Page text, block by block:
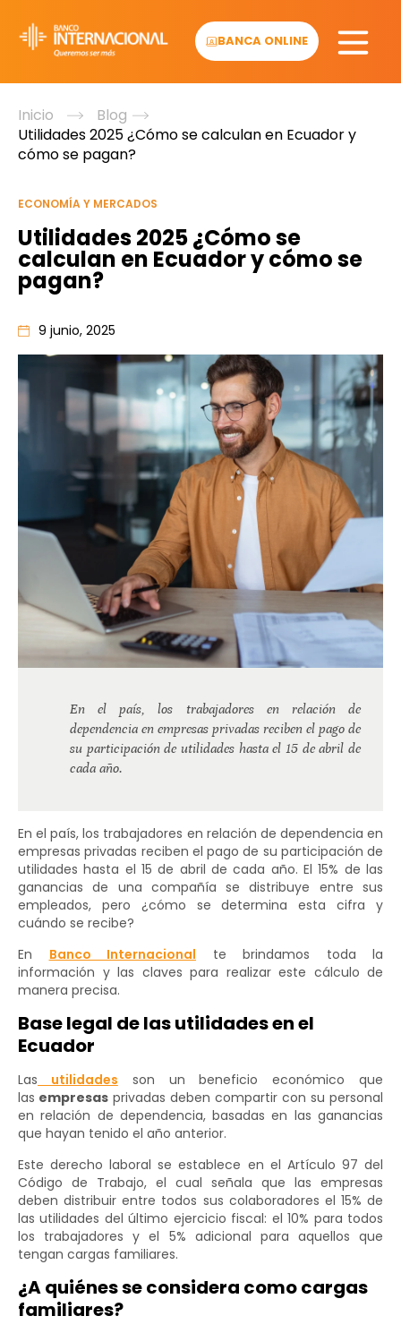
content
BANCA ONLINE
Inicio
Blog
Utilidades 2025 ¿Cómo se calculan en Ecuador y
cómo se pagan?
ECONOMÍA Y MERCADOS
Utilidades 2025 ¿Cómo se
calculan en Ecuador y cómo se
pagan?
9 junio, 2025
En el país, los trabajadores en relación de
dependencia en empresas privadas reciben el pago de
su participación de utilidades hasta el 15 de abril de
cada año.
En el país, los trabajadores en relación de dependencia en
empresas privadas reciben el pago de su participación de
utilidades hasta el 15 de abril de cada año. El 15% de las
ganancias de una compañía se distribuye entre sus
empleados, pero ¿cómo se determina esta cifra y
cuándo se recibe?
En Banco Internacional te brindamos toda la
información y las claves para realizar este cálculo de
manera precisa.
Base legal de las utilidades en el
Ecuador
Las utilidades son un beneficio económico que
las empresas privadas deben compartir con su personal
en relación de dependencia, basadas en las ganancias
que hayan tenido el año anterior.
Este derecho laboral se establece en el Artículo 97 del
Código de Trabajo, el cual señala que las empresas
deben distribuir entre todos sus colaboradores el 15% de
las utilidades del último ejercicio fiscal: el 10% para todos
los trabajadores y el 5% adicional para aquellos que
tengan cargas familiares.
¿A quiénes se considera como cargas
familiares?